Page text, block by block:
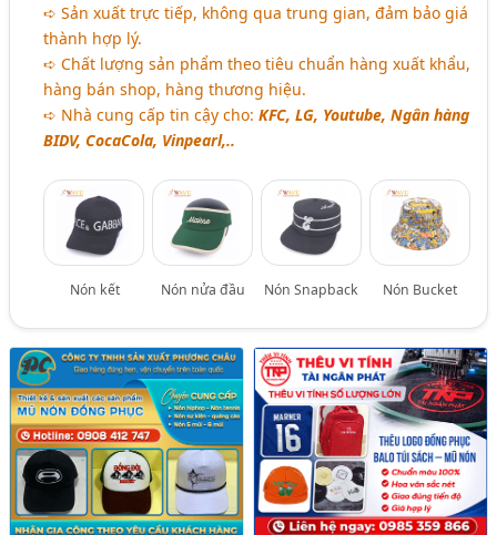
➪ Sản xuất trực tiếp, không qua trung gian, đảm bảo giá
thành hợp lý.
➪ Chất lượng sản phẩm theo tiêu chuẩn hàng xuất khẩu,
hàng bán shop, hàng thương hiệu.
➪ Nhà cung cấp tin cậy cho:KFC, LG, Youtube, Ngân hàng
BIDV, CocaCola, Vinpearl,..
Nón kết Nón nửa đầu Nón Snapback Nón Bucket